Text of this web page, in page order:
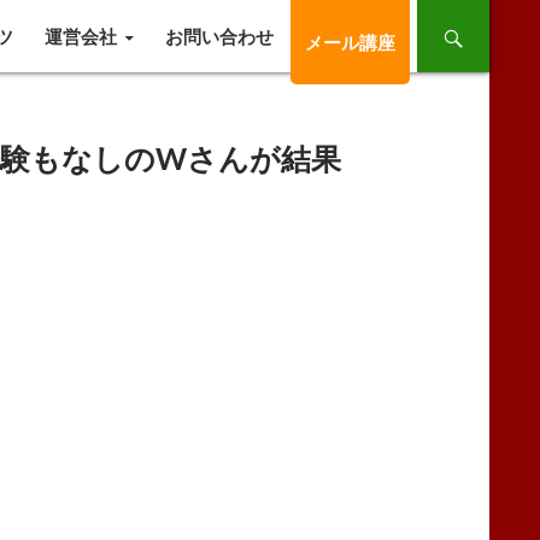
運営会社 お問い合わせ メール講座
もなしのWさんが結果